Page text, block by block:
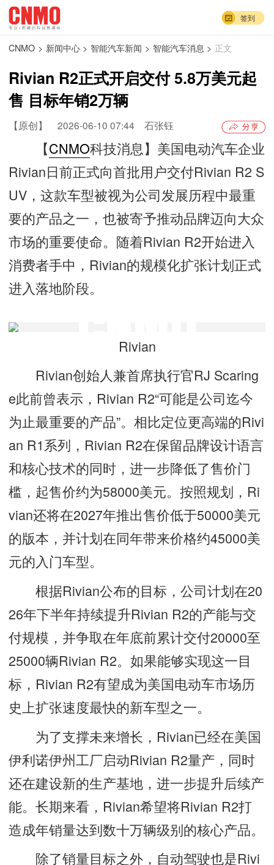
签到
CNMO > 新闻中心 > 智能汽车新闻 > 智能汽车消息 > 正文
Rivian R2正式开启交付 5.8万美元起
售 目标年销2万辆
【原创】 2026-06-10 07:44 石张钰
【CNMO科技消息】美国电动汽车企业
Rivian日前正式向首批用户交付Rivian R2 S
UV，这款车型被视为公司发展历程中最重
要的产品之一，也被寄予推动品牌迈向大众
市场的重要使命。随着Rivian R2开始进入
消费者手中，Rivian的规模化扩张计划正式
进入落地阶段。
Rivian
Rivian创始人兼首席执行官RJ Scaring
e此前曾表示，Rivian R2“可能是公司迄今
为止最重要的产品”。相比定位更高端的Rivi
an R1系列，Rivian R2在保留品牌设计语言
和核心技术的同时，进一步降低了售价门
槛，起售价约为58000美元。按照规划，Ri
vian还将在2027年推出售价低于50000美元
的版本，并计划在同年带来价格约45000美
元的入门车型。
根据Rivian公布的目标，公司计划在20
26年下半年持续提升Rivian R2的产能与交
付规模，并争取在年底前累计交付20000至
25000辆Rivian R2。如果能够实现这一目
标，Rivian R2有望成为美国电动车市场历
史上扩张速度最快的新车型之一。
为了支撑未来增长，Rivian已经在美国
伊利诺伊州工厂启动Rivian R2量产，同时
还在建设新的生产基地，进一步提升后续产
能。长期来看，Rivian希望将Rivian R2打
造成年销量达到数十万辆级别的核心产品。
除了销量目标之外，自动驾驶也是Rivi